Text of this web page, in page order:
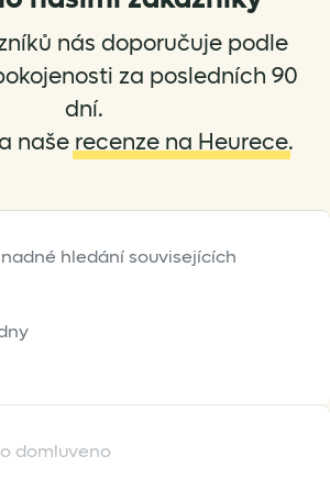
may
be
chosen
on
product
nás doporučuje podle
za posledních 90
dní.
naše recenze na Heurece.
hledání souvisejících
domluveno